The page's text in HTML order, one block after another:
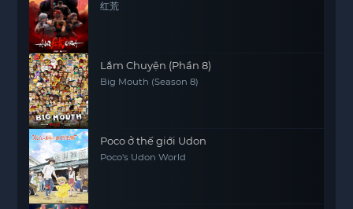
红荒
Lắm Chuyện (Phần 8)
Big Mouth (Season 8)
Poco ở thế giới Udon
Poco's Udon World